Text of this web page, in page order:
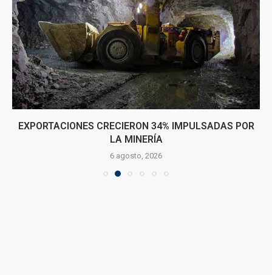
EXPORTACIONES CRECIERON 34% IMPULSADAS POR
LA MINERÍA
6 agosto, 2026